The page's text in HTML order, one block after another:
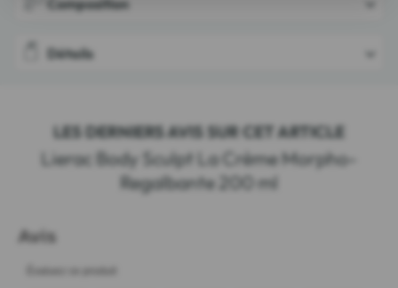
Détails
LES DERNIERS AVIS SUR CET ARTICLE
Lierac Body Sculpt La Crème Morpho-
Regalbante 200 ml